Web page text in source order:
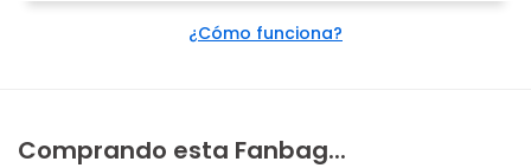
¿Cómo funciona?
Comprando esta Fanbag...